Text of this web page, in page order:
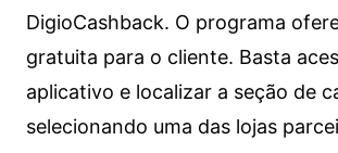
DigioCashback. O programa
gratuita para o cliente. Basta
aplicativo e localizar a seção de
selecionando uma das lojas